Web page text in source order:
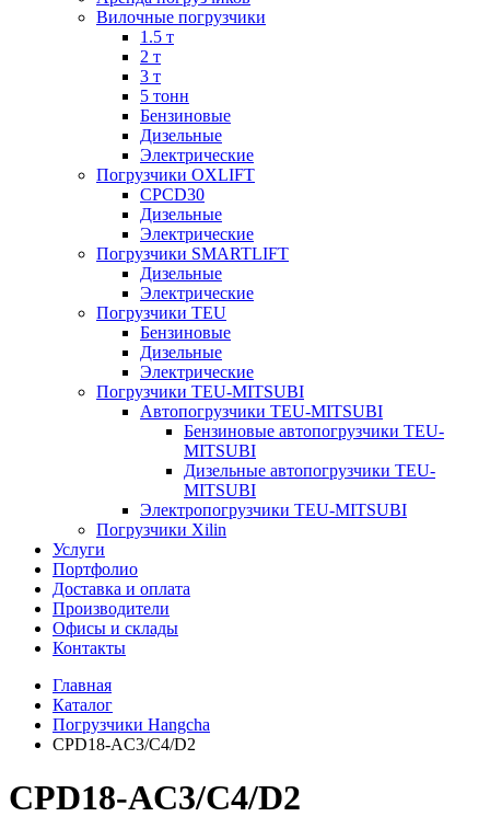
Вилочные погрузчики
1.5 т
2 т
3 т
5 тонн
Бензиновые
Дизельные
Электрические
Погрузчики OXLIFT
CPCD30
Дизельные
Электрические
Погрузчики SMARTLIFT
Дизельные
Электрические
Погрузчики TEU
Бензиновые
Дизельные
Электрические
Погрузчики TEU-MITSUBI
Автопогрузчики TEU-MITSUBI
Бензиновые автопогрузчики TEU-
MITSUBI
Дизельные автопогрузчики TEU-
MITSUBI
Электропогрузчики TEU-MITSUBI
Погрузчики Xilin
Услуги
Портфолио
Доставка и оплата
Производители
Офисы и склады
Контакты
Главная
Каталог
Погрузчики Hangcha
CPD18-AC3/C4/D2
CPD18-AC3/C4/D2